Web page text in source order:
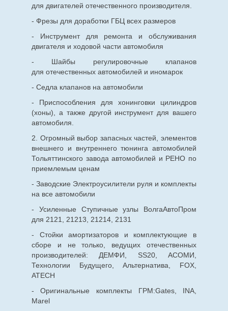
для двигателей отечественного производителя.
- Фрезы для доработки ГБЦ всех размеров
- Инструмент для ремонта и обслуживания
двигателя и ходовой части автомобиля
- Шайбы регулировочные клапанов
для отечественныхавтомобилей и иномарок
- Седла клапанов на автомобили
- Приспособления для хонинговки цилиндров
(хоны), а также другой инструмент для вашего
автомобиля.
2. Огромный выбор запасных частей, элементов
внешнего и внутреннего тюнинга автомобилей
Тольяттинского завода автомобилей и РЕНО по
приемлемым ценам
- Заводские Электроусилители руля и комплекты
на все автомобили
- Усиленные Ступичные узлы ВолгаАвтоПром
для 2121, 21213, 21214, 2131
- Стойки амортизаторов и комплектующие в
сборе и не только, ведущих отечественных
производителей: ДЕМФИ, SS20, АСОМИ,
Технологии Будущего, Альтернатива, FOX,
ATECH
- Оригинальные комплекты ГРМ:Gates, INA,
Marel